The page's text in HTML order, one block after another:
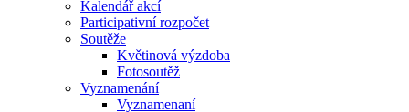
Kalendář akcí
Participativní rozpočet
Soutěže
Květinová výzdoba
Fotosoutěž
Vyznamenání
Vyznamenaní